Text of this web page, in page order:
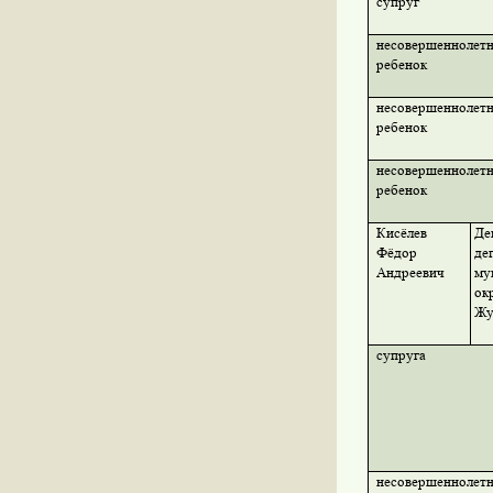
ребенок
ребенок
ребенок
Кисёлев
Фёдор
Андреевич
супруга